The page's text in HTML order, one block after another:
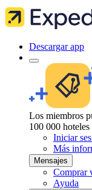
Descargar app
Los miembros
100 000
Iniciar
Más
Mensajes
Comprar
Ayuda